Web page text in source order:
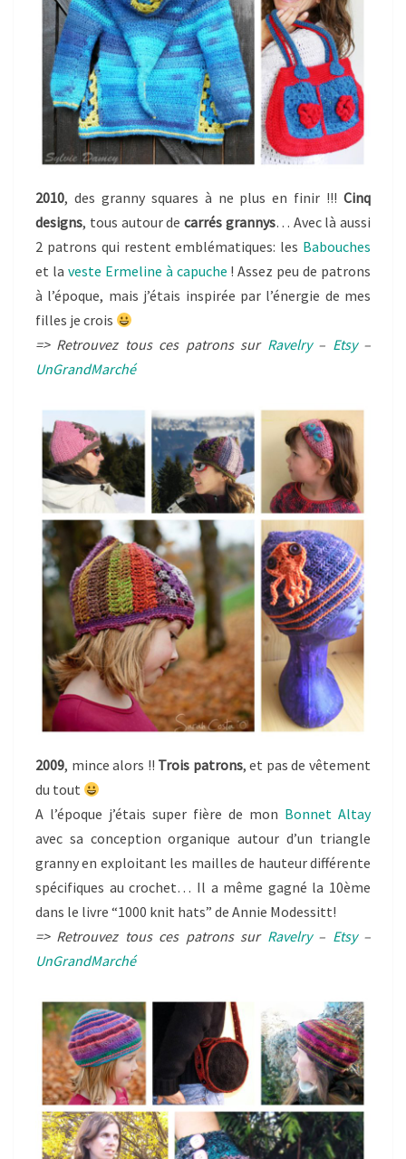
2010, des granny squares à ne plus en finir !!! Cinq
designs, tous autour de carrés grannys… Avec là aussi
2 patrons qui restent emblématiques: les Babouches
et la veste Ermeline à capuche ! Assez peu de patrons
à l’époque, mais j’étais inspirée par l’énergie de mes
filles je crois
=> Retrouvez tous ces patrons sur Ravelry– Etsy–
UnGrandMarché
2009, mince alors !! Trois patrons, et pas de vêtement
du tout
A l’époque j’étais super fière de mon Bonnet Altay
avec sa conception organique autour d’un triangle
granny en exploitant les mailles de hauteur différente
spécifiques au crochet… Il a même gagné la 10ème
dans le livre “1000 knit hats” de Annie Modessitt!
=> Retrouvez tous ces patrons sur Ravelry– Etsy–
UnGrandMarché